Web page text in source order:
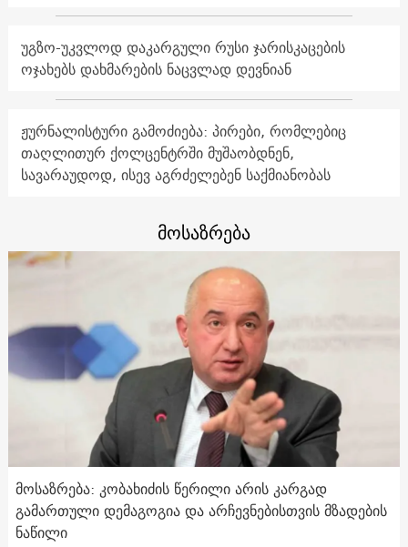
უგზო-უკვლოდ დაკარგული რუსი ჯარისკაცების
ოჯახებს დახმარების ნაცვლად დევნიან
ჟურნალისტური გამოძიება: პირები, რომლებიც
თაღლითურ ქოლცენტრში მუშაობდნენ,
სავარაუდოდ, ისევ აგრძელებენ საქმიანობას
მოსაზრება
მოსაზრება: კობახიძის წერილი არის კარგად
გამართული დემაგოგია და არჩევნებისთვის მზადების
ნაწილი